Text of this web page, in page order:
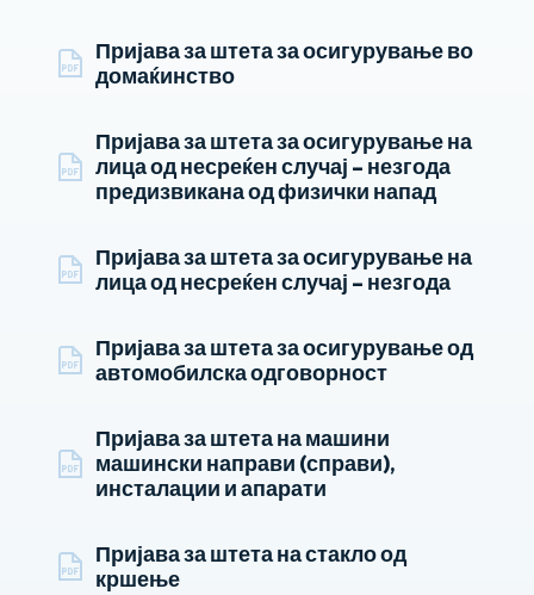
Пријава за штета за осигурување во
домаќинство
Пријава за штета за осигурување на
лица од несреќен случај – незгода
предизвикана од физички напад
Пријава за штета за осигурување на
лица од несреќен случај – незгода
Пријава за штета за осигурување од
автомобилска одговорност
Пријава за штета на машини
машински направи (справи),
инсталации и апарати
Пријава за штета на стакло од
кршење